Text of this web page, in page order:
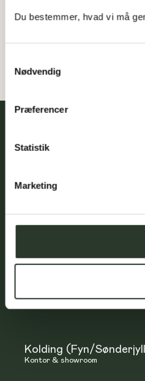
Du bestemmer, hvad vi må
Nødvendig
Præferencer
Statistik
Marketing
Hovedkontor & showroom
8700 Horsens
Mandag-torsdag: 8.00 -
Efter aftale
Kolding (Fyn/
Kontor & showroom